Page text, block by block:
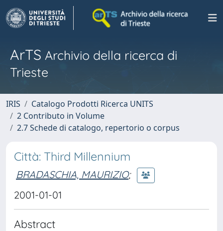
ArTS Archivio della ricerca di
Trieste
IRIS
Catalogo Prodotti Ricerca UNITS
2 Contributo in Volume
2.7 Schede di catalogo, repertorio o corpus
Città: Third Millennium
BRADASCHIA, MAURIZIO;
2001-01-01
Abstract